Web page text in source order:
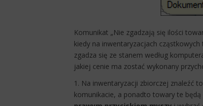
Komunikat „Nie zgadzają się ilości
kiedy na inwentaryzacjach
zgadza się ze stanem według
jakiej cenie ma zostać wykonany
1. Na inwentaryzacji zbiorczej znaleźć
komunikacie, a ponadto towary te